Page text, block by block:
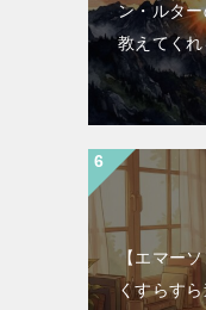
ン・ルタ
教えてく
【エマー
くすらす